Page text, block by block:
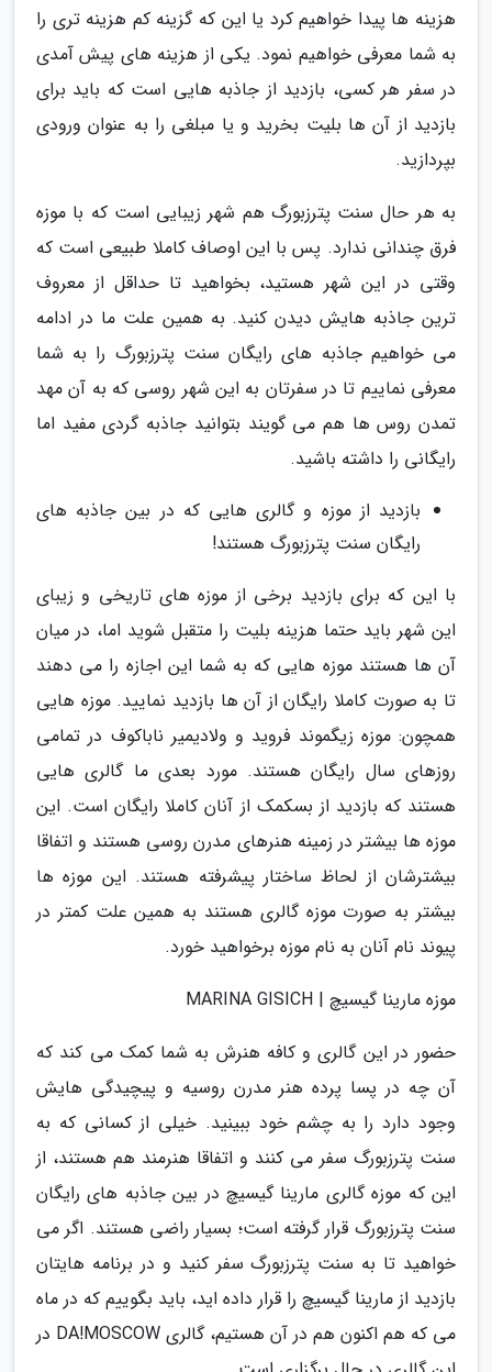
هزینه ها پیدا خواهیم کرد یا این که گزینه کم هزینه تری را
به شما معرفی خواهیم نمود. یکی از هزینه های پیش آمدی
در سفر هر کسی، بازدید از جاذبه هایی است که باید برای
بازدید از آن ها بلیت بخرید و یا مبلغی را به عنوان ورودی
بپردازید.
به هر حال سنت پترزبورگ هم شهر زیبایی است که با موزه
فرق چندانی ندارد. پس با این اوصاف کاملا طبیعی است که
وقتی در این شهر هستید، بخواهید تا حداقل از معروف
ترین جاذبه هایش دیدن کنید. به همین علت ما در ادامه
می خواهیم جاذبه های رایگان سنت پترزبورگ را به شما
معرفی نماییم تا در سفرتان به این شهر روسی که به آن مهد
تمدن روس ها هم می گویند بتوانید جاذبه گردی مفید اما
رایگانی را داشته باشید.
بازدید از موزه و گالری هایی که در بین جاذبه های
رایگان سنت پترزبورگ هستند!
با این که برای بازدید برخی از موزه های تاریخی و زیبای
این شهر باید حتما هزینه بلیت را متقبل شوید اما، در میان
آن ها هستند موزه هایی که به شما این اجازه را می دهند
تا به صورت کاملا رایگان از آن ها بازدید نمایید. موزه هایی
همچون: موزه زیگموند فروید و ولادیمیر ناباکوف در تمامی
روزهای سال رایگان هستند. مورد بعدی ما گالری هایی
هستند که بازدید از بسکمک از آنان کاملا رایگان است. این
موزه ها بیشتر در زمینه هنرهای مدرن روسی هستند و اتفاقا
بیشترشان از لحاظ ساختار پیشرفته هستند. این موزه ها
بیشتر به صورت موزه گالری هستند به همین علت کمتر در
پیوند نام آنان به نام موزه برخواهید خورد.
موزه مارینا گیسیچ | MARINA GISICH
حضور در این گالری و کافه هنرش به شما کمک می کند که
آن چه در پسا پرده هنر مدرن روسیه و پیچیدگی هایش
وجود دارد را به چشم خود ببینید. خیلی از کسانی که به
سنت پترزبورگ سفر می کنند و اتفاقا هنرمند هم هستند، از
این که موزه گالری مارینا گیسیچ در بین جاذبه های رایگان
سنت پترزبورگ قرار گرفته است؛ بسیار راضی هستند. اگر می
خواهید تا به سنت پترزبورگ سفر کنید و در برنامه هایتان
بازدید از مارینا گیسیچ را قرار داده اید، باید بگوییم که در ماه
می که هم اکنون هم در آن هستیم، گالری DA!MOSCOW در